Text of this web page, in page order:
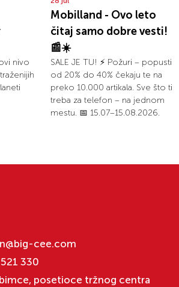
nivo
Mobilland - Ovo leto
čitaj samo dobre vesti!
📰☀️
SALE JE TU! ⚡ Požuri – popusti
od 20% do 40% čekaju te na
preko 10.000 artikala. Sve što ti
treba za telefon – na jednom
mestu. 📅 15.07–15.08.2026.
cee.com
330
posetioce tržnog centra